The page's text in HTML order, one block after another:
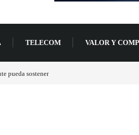
TELECOM VALOR Y
pueda sostener